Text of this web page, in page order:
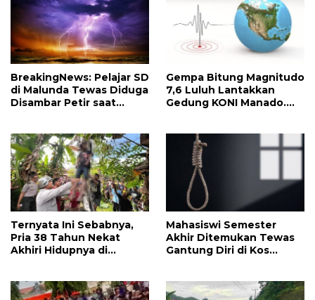
BreakingNews: Pelajar SD
di Malunda Tewas Diduga
Disambar Petir saat
Gempa Bitung Magnitudo
7,6 Luluh Lantakkan
Gedung KONI Manado.
Ternyata Ini Sebabnya,
Pria 38 Tahun Nekat
Akhiri Hidupnya di
Mahasiswi Semester
Akhir Ditemukan Tewas
Gantung Diri di Kos